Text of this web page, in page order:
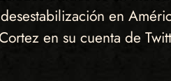
en
en su cuenta de